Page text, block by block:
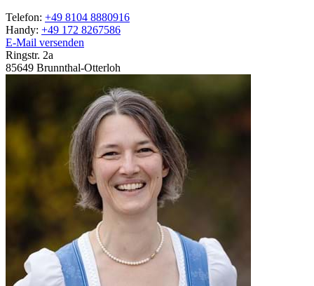
Telefon: +49 8104 8880916
Handy: +49 172 8267586
E-Mail versenden
Ringstr. 2a
85649 Brunnthal-Otterloh